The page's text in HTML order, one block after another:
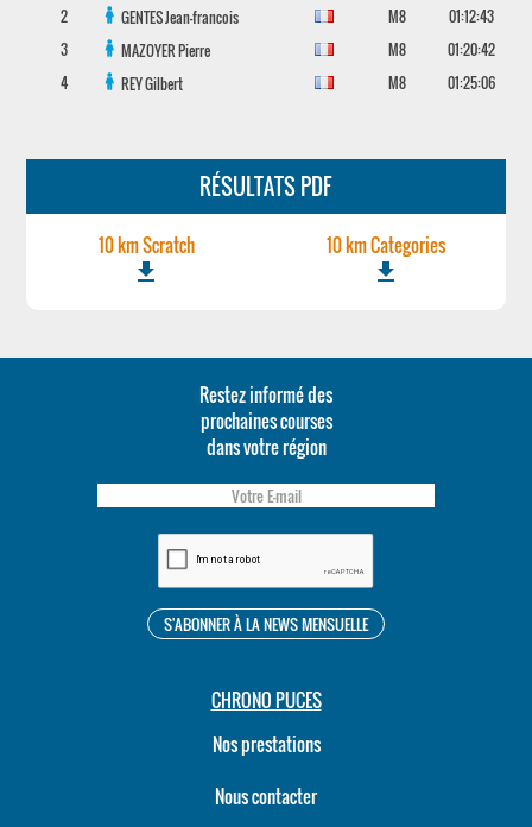
2
GENTESJean-francois M8
01:12:43
3
MAZOYERPierre M8
01:20:42
4
REYGilbert M8 01:25:06
RÉSULTATS PDF
10 km Scratch
file_download
10 km Categories
file_download
Restez informé des
prochaines courses
dans votre région
CHRONO PUCES
Nos prestations
Nous contacter